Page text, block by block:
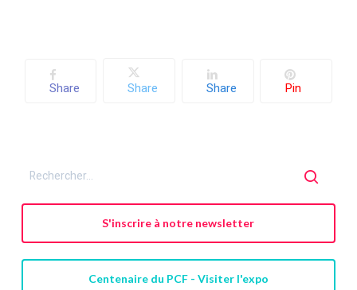
Share Share Share Pin
S'inscrire à notre newsletter
Centenaire du PCF - Visiter l'expo